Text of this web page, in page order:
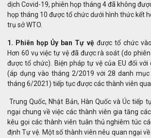
dịch Covid-19, phiên họp tháng 4 đã không
họp tháng 10 được tổ chức dưới hình thức kết
trụ sở WTO.
1. Phiên họp Ủy ban Tự vệ được tổ chức
Hơn 60 vụ việc tự vệ đã được rà soát (do
được tổ chức). Biện pháp tự vệ của EU đối
(áp dụng vào tháng 2/2019 với 28 danh
tháng 6/2021) tiếp tục được các thành viên
Trung Quốc, Nhật Bản, Hàn Quốc và Úc tiếp
ngại chung về việc các thành viên gia tăng
kêu gọi các thành viên tuân thủ nghiêm túc
định Tự vệ. Một số thành viên nêu quan ngại